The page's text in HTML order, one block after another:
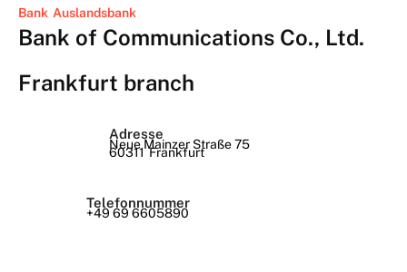
Bank Auslandsbank
Bank of Communications Co., Ltd.
Frankfurt branch
Adresse
Neue Mainzer Straße 75
60311 Frankfurt
Telefonnummer
+49 69 6605890